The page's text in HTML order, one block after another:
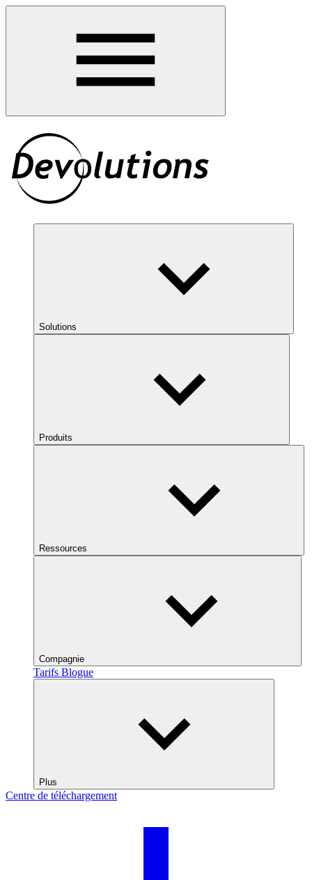
Solutions
Produits
Ressources
Compagnie
Tarifs Blogue
Plus
Centre de téléchargement